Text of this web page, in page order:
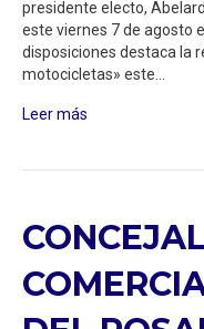
presidente electo,
este viernes 7 de agosto
disposiciones destaca la
motocicletas» este…
Leer más